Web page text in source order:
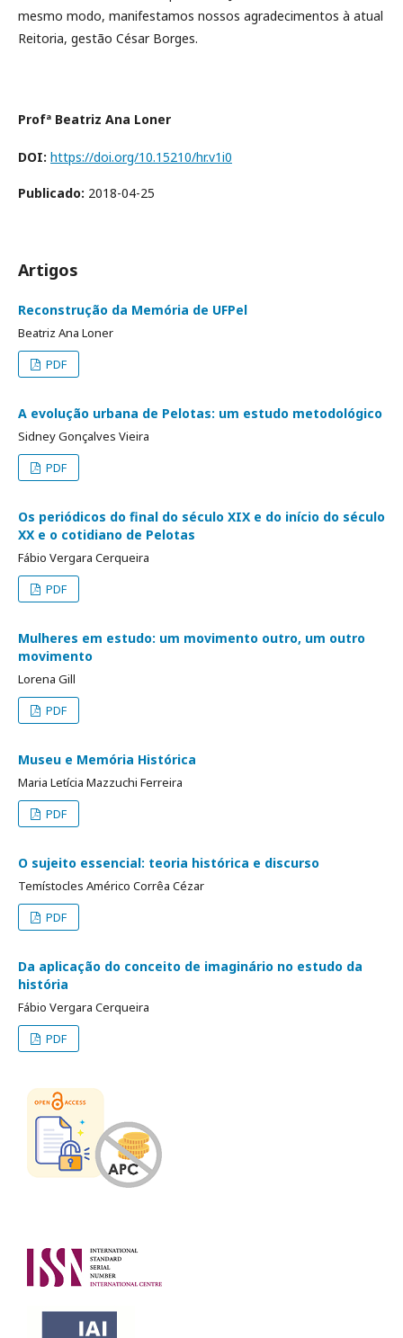
mesmo modo, manifestamos nossos agradecimentos à atual
Reitoria, gestão César Borges.
Profª Beatriz Ana Loner
DOI: https://doi.org/10.15210/hr.v1i0
Publicado: 2018-04-25
Artigos
Reconstrução da Memória de UFPel
Beatriz Ana Loner
PDF
A evolução urbana de Pelotas: um estudo metodológico
Sidney Gonçalves Vieira
PDF
Os periódicos do final do século XIX e do início do século
XX e o cotidiano de Pelotas
Fábio Vergara Cerqueira
PDF
Mulheres em estudo: um movimento outro, um outro
movimento
Lorena Gill
PDF
Museu e Memória Histórica
Maria Letícia Mazzuchi Ferreira
PDF
O sujeito essencial: teoria histórica e discurso
Temístocles Américo Corrêa Cézar
PDF
Da aplicação do conceito de imaginário no estudo da
história
Fábio Vergara Cerqueira
PDF